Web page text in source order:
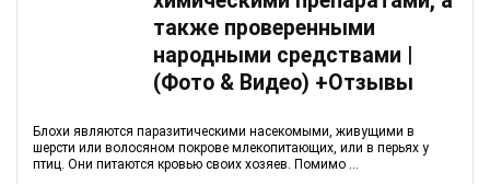
также проверенными
народными средствами |
(Фото & Видео) +Отзывы
Блохи являются паразитическими насекомыми, живущими в
шерсти или волосяном покрове млекопитающих, или в перьях у
птиц. Они питаются кровью своих хозяев. Помимо ...